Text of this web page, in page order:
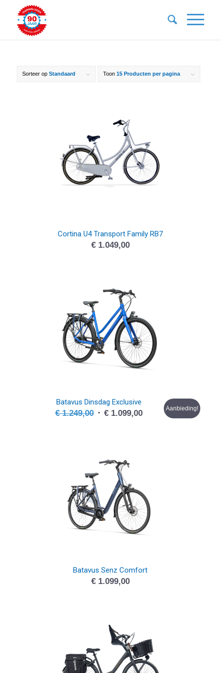
Sorteer op Standaard Toon 15 Producten per pagina
Cortina U4 Transport Family RB7
€1.049,00
Batavus Dinsdag Exclusive
€1.249,00 Oorspronkelijke
€1.099,00HuidigeAanbieding!
Batavus Senz Comfort
€1.099,00